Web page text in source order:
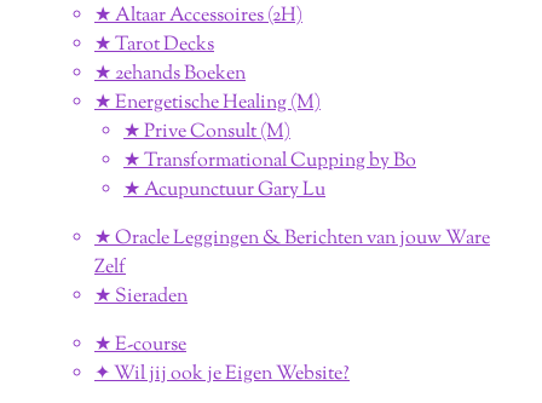
★ Altaar Accessoires (2H)
★ Tarot Decks
★ 2ehands Boeken
★ Energetische Healing (M)
★ Prive Consult (M)
★ Transformational Cupping by Bo
★ Acupunctuur Gary Lu
★ Oracle Leggingen & Berichten van jouw Ware
Zelf
★ Sieraden
★ E-course
✦ Wil jij ook je Eigen Website?